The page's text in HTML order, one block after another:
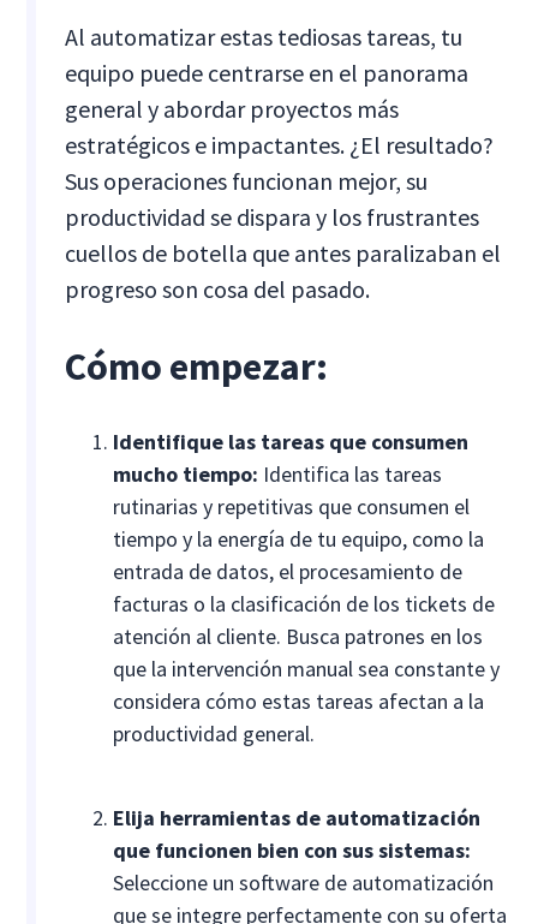
Al automatizar estas tediosas tareas, tu
equipo puede centrarse en el panorama
general y abordar proyectos más
estratégicos e impactantes. ¿El resultado?
Sus operaciones funcionan mejor, su
productividad se dispara y los frustrantes
cuellos de botella que antes paralizaban el
progreso son cosa del pasado.
Cómo empezar:
Identifique las tareas que consumen
mucho tiempo: Identifica las tareas
rutinarias y repetitivas que consumen el
tiempo y la energía de tu equipo, como la
entrada de datos, el procesamiento de
facturas o la clasificación de los tickets de
atención al cliente. Busca patrones en los
que la intervención manual sea constante y
considera cómo estas tareas afectan a la
productividad general.
Elija herramientas de automatización
que funcionen bien con sus sistemas:
Seleccione un software de automatización
que se integre perfectamente con su oferta